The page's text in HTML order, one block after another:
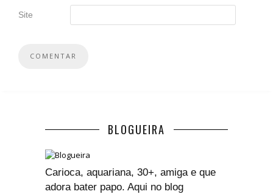
Site
BLOGUEIRA
Carioca, aquariana, 30+, amiga e que
adora bater papo. Aqui no blog